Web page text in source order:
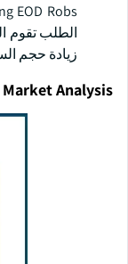
الطلب تقوم
زيادة حجم
Analysis